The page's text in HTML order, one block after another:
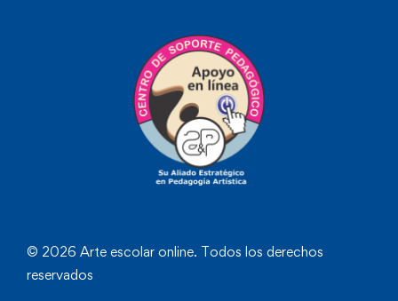
© 2026 Arte escolar online. Todos los derechos
reservados